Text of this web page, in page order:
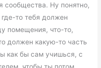
сообщества. Ну понятно,
то тебя должен
помещения, что-то,
должен какую-то часть
как бы сам учишься, с